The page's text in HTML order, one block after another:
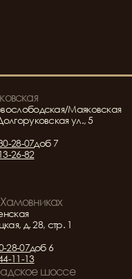
Маяковская
ул., 5
28-07доб 7
26-82
д. 28, стр. 1
28-07доб 6
11-13
шоссе